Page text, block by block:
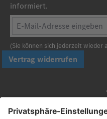
informiert.
(Sie können sich jederzeit wieder
Vertrag widerrufen